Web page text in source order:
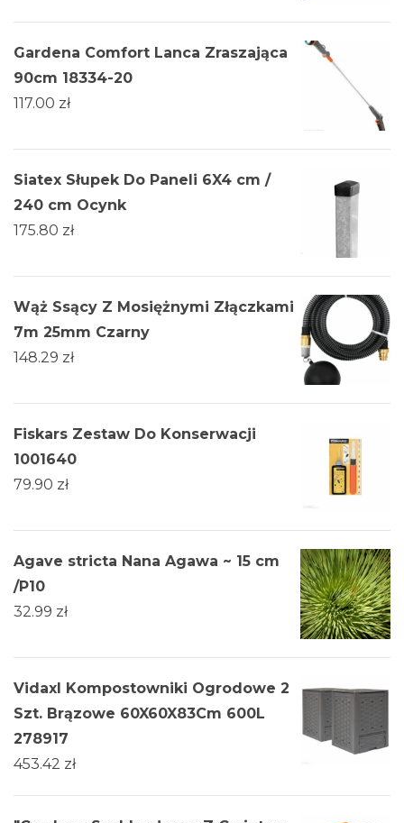
Gardena Comfort Lanca Zraszająca
90cm 18334-20
117.00 zł
Siatex Słupek Do Paneli 6X4 cm /
240 cm Ocynk
175.80 zł
Wąż Ssący Z Mosiężnymi Złączkami
7m 25mm Czarny
148.29 zł
Fiskars Zestaw Do Konserwacji
1001640
79.90 zł
Agave stricta Nana Agawa ~ 15 cm
/P10
32.99 zł
Vidaxl Kompostowniki Ogrodowe 2
Szt. Brązowe 60X60X83Cm 600L
278917
453.42 zł